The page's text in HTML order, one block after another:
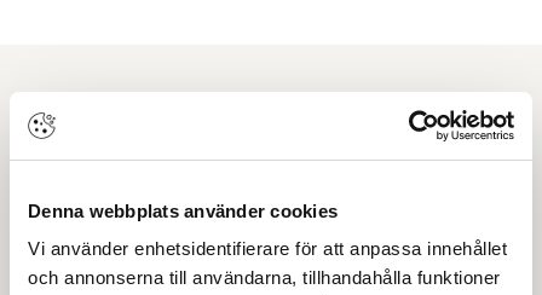
Denna webbplats använder cookies
Vi använder enhetsidentifierare för att anpassa innehållet
och annonserna till användarna, tillhandahålla funktioner
Nyhetsbrev
Prenumerera på vårt nyhetsbrev och få tips,
guider och senaste nytt direkt i din inkorg.